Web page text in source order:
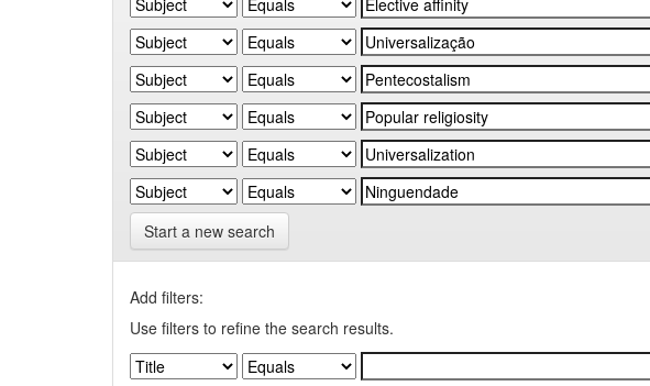
Start a new search
Add filters:
Use filters to refine the search results.